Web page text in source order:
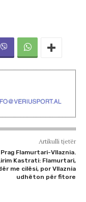
Artikulli tjetër
Flamurtari-Vllaznia.
Kastrati: Flamurtari,
me cilësi, por Vllaznia
udhëton për fitore